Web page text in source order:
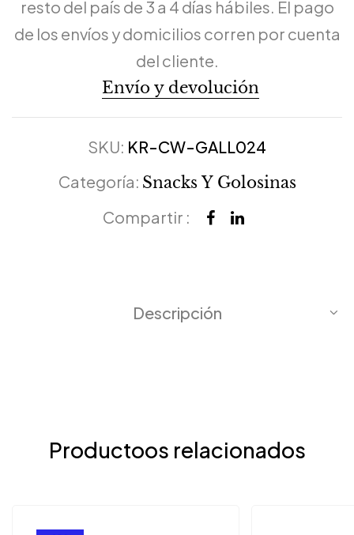
resto del país de 3 a 4 días hábiles. El pago
de los envíos y domicilios corren por cuenta
del cliente.
Envío y devolución
SKU: KR-CW-GALL024
Categoría: Snacks Y Golosinas
Compartir :
Descripción
Productoos relacionados